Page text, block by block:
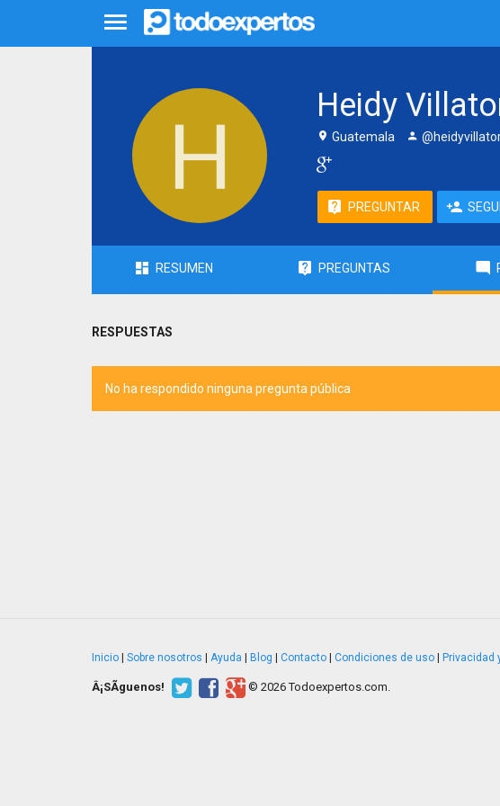
Heidy
Guatemala
PREGUNTAR
RESUMEN PREGUNTAS
RESPUESTAS
No ha respondido ninguna pregunta pública
Inicio Sobre nosotros Ayuda Blog Contacto Condiciones de uso Privacidad
Â¡SÃ­guenos! © 2026 Todoexpertos.com.